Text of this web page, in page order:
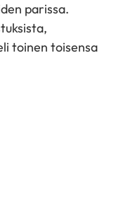
parissa.
toinen toisensa